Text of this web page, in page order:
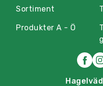
Sortiment
Produkter A - Ö
g